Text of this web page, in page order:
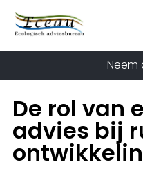
De rol van
advies bij